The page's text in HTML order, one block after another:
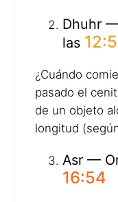
Dhuhr
las
¿Cuándo
pasado el
de un objeto
longitud
Asr —
16:54